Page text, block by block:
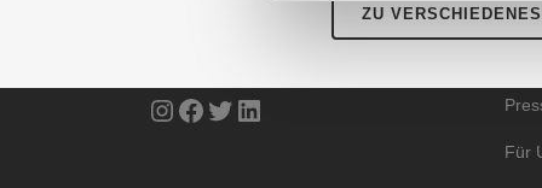
ZU VERSCHIEDENES
Instagram
Facebook
Twitter
LinkedIn
Für